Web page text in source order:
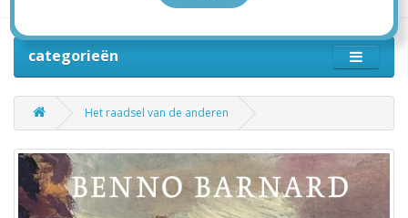
categorieën
Het raadsel van de anderen